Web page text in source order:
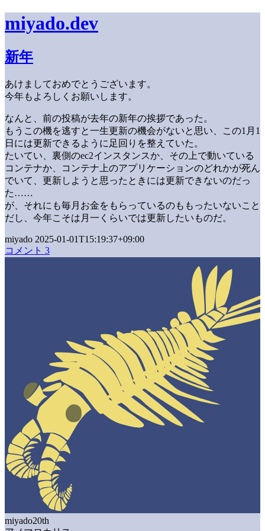
miyado.dev
新年
あけましておめでとうございます。
今年もよろしくお願いします。
なんと、前の投稿が去年の新年の挨拶であった。
もうこの機を逃すと一生更新の機会がないと思い、この1月1
日には更新できるように足回りを整えていた。
たいてい、裏側のec2インスタンスか、その上で動いている
コンテナか、コンテナ上のアプリケーションのどれかが死ん
でいて、更新しようと思ったときには更新できないのだっ
た……
が、それにも毎月お金をもらっているのももったいないこと
だし、今年こそは月一くらいでは更新したいものだ。
miyado 2025-01-01T15:19:37+09:00
コメント 3
miyado20th